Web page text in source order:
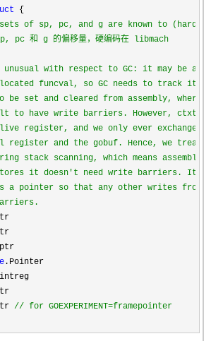
{
of sp, pc, and g are known to (hard-
pc 和 g 的偏移量，硬编码在 libmach
with respect to GC: it may be a
funcval, so GC needs to track it,
be set and cleared from assembly,
to have write barriers. However, ctxt
register, and we only ever exchange it
register and the gobuf. Hence, we treat
stack scanning, which means assembly
it doesn't need write barriers.
a pointer so that any other writes from
.Pointer
// for GOEXPERIMENT=framepointer